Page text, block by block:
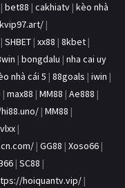
| bet88 | cakhiatv | kèo nhà
|
| SHBET | xx88 | 8kbet |
| bongdalu | nha cai uy
nhà cái 5 | 88goals | iwin |
| max88 | MM88 | Ae888 |
| MM88 |
|
| GG88 | Xoso66 |
| SC88 |
hoiquantv.vip/ |